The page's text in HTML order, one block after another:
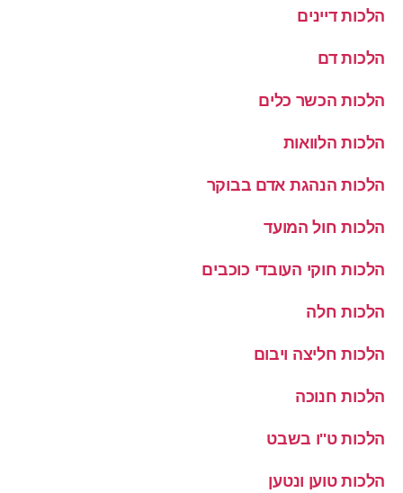
הלכות דיינים
הלכות דם
הלכות הכשר כלים
הלכות הלוואות
הלכות הנהגת אדם בבוקר
הלכות חול המועד
הלכות חוקי העובדי כוכבים
הלכות חלה
הלכות חליצה ויבום
הלכות חנוכה
הלכות ט''ו בשבט
הלכות טוען ונטען